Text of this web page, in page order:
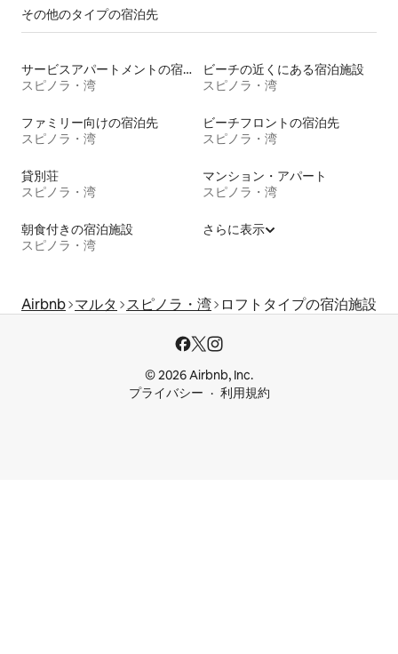
その他のタ⁠イ⁠プ⁠の宿⁠泊⁠先
サービスアパートメントの宿泊施設
スピノラ・湾
ビーチの近くにある宿泊施設
スピノラ・湾
ファミリー向けの宿泊先
スピノラ・湾
ビーチフロントの宿泊先
スピノラ・湾
貸別荘
スピノラ・湾
マンション・アパート
スピノラ・湾
朝食付きの宿泊施設
スピノラ・湾
さらに表示
Airbnb マルタ スピノラ・湾 ロフトタイプの宿泊施設
© 2026 Airbnb, Inc.
プライバシー
利用規約